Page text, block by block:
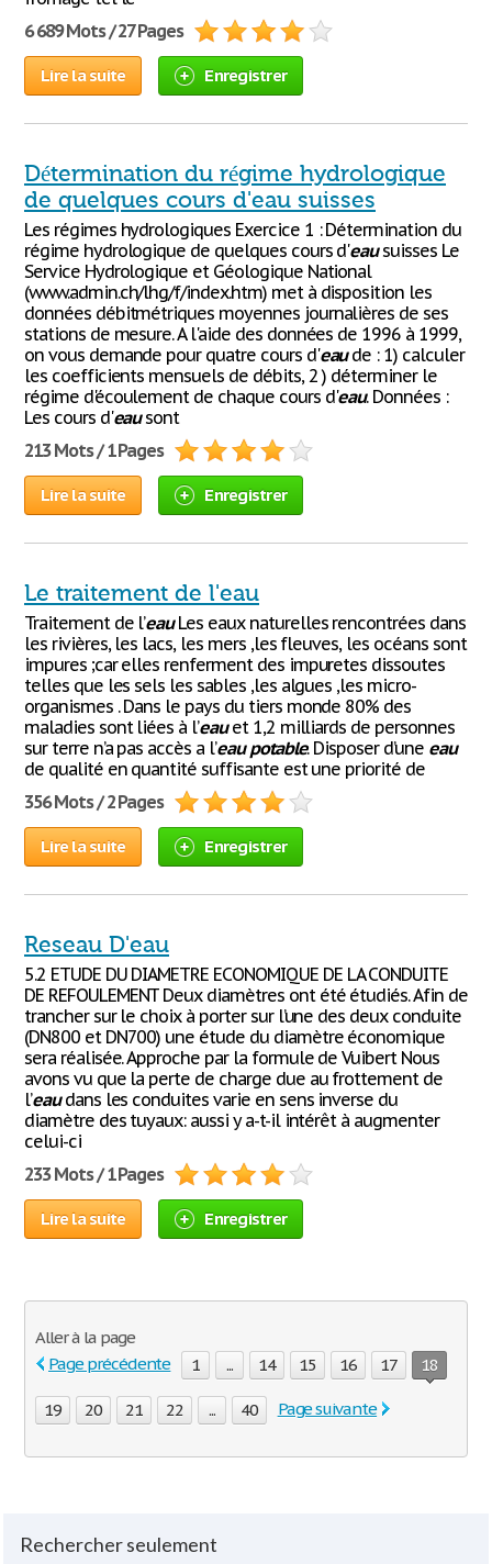
6 689 Mots / 27 Pages
Lire la suite Enregistrer
Détermination du régime hydrologique
de quelques cours d'eau suisses
Les régimes hydrologiques Exercice 1 : Détermination du
régime hydrologique de quelques cours d'eausuisses Le
Service Hydrologique et Géologique National
(www.admin.ch/lhg/f/index.htm) met à disposition les
données débitmétriques moyennes journalières de ses
stations de mesure. A l'aide des données de 1996 à 1999,
on vous demande pour quatre cours d'eaude : 1) calculer
les coefficients mensuels de débits, 2 ) déterminer le
régime d'écoulement de chaque cours d'eau. Données :
Les cours d'eausont
213 Mots / 1 Pages
Lire la suite Enregistrer
Le traitement de l'eau
Traitement de l’eauLes eaux naturelles rencontrées dans
les rivières, les lacs, les mers ,les fleuves, les océans sont
impures ;car elles renferment des impuretes dissoutes
telles que les sels les sables ,les algues ,les micro-
organismes . Dans le pays du tiers monde 80% des
maladies sont liées à l’eauet 1,2 milliards de personnes
sur terre n’a pas accès a l’eau potable. Disposer d’une eau
de qualité en quantité suffisante est une priorité de
356 Mots / 2 Pages
Lire la suite Enregistrer
Reseau D'eau
5.2 ETUDE DU DIAMETRE ECONOMIQUE DE LA CONDUITE
DE REFOULEMENT Deux diamètres ont été étudiés. Afin de
trancher sur le choix à porter sur l’une des deux conduite
(DN800 et DN700) une étude du diamètre économique
sera réalisée. Approche par la formule de Vuibert Nous
avons vu que la perte de charge due au frottement de
l’eaudans les conduites varie en sens inverse du
diamètre des tuyaux: aussi y a-t-il intérêt à augmenter
celui-ci
233 Mots / 1 Pages
Lire la suite Enregistrer
Aller à la page
Page précédente
1 ... 14 15 16 17 18
19 20 21 22 ... 40 Page suivante
Rechercher seulement